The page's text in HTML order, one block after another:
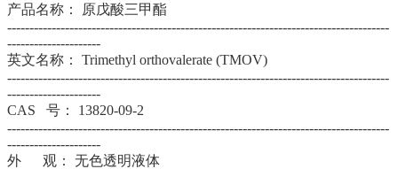
产品名称： 原戊酸三甲酯
--------------------------------------------------------------------------------------
---------------------
英文名称： Trimethyl orthovalerate (TMOV)
--------------------------------------------------------------------------------------
---------------------
CAS 号： 13820-09-2
--------------------------------------------------------------------------------------
---------------------
外 观： 无色透明液体